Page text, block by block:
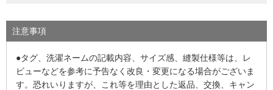
注意事項
●タグ、洗濯ネームの記載内容、サイズ感、縫製仕様等は、レ
ビューなどを参考に予告なく改良・変更になる場合がございま
す。恐れいりますが、これ等を理由とした返品、交換、キャン